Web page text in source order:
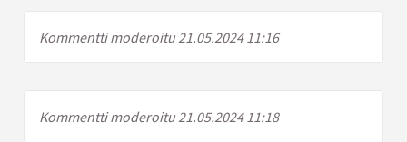
Kommentti moderoitu 21.05.2024 11:16
Kommentti moderoitu 21.05.2024 11:18